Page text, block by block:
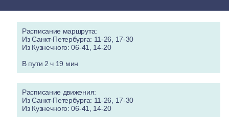
Расписание маршрута:
Из Санкт-Петербурга: 11-26, 17-30
Из Кузнечного: 06-41, 14-20
В пути 2 ч 19 мин
Расписание движения:
Из Санкт-Петербурга: 11-26, 17-30
Из Кузнечного: 06-41, 14-20